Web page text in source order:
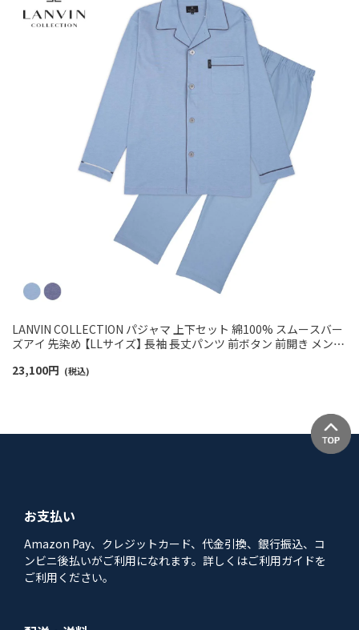
LANVIN COLLECTION パジャマ 上下セット 綿100% スムースバー
ズアイ 先染め 【LLサイズ】 長袖 長丈パンツ 前ボタン 前開き メンズ
23,100円 (税込)
お支払い
Amazon Pay、クレジットカード、代金引換、銀行振込、コ
ンビニ後払いがご利用になれます。詳しくはご利用ガイドを
ご利用ください。